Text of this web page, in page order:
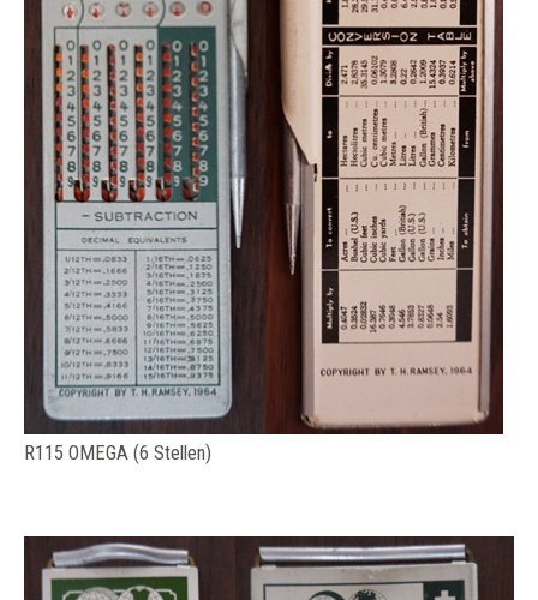
R115 OMEGA (6 Stellen)